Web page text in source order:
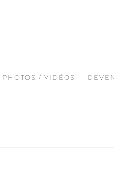
PHOTOS / VIDÉOS